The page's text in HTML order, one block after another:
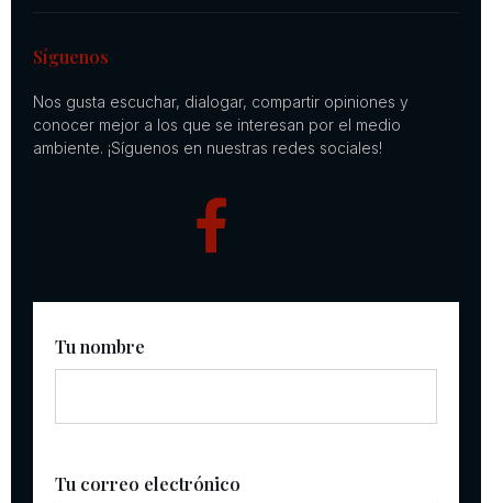
Síguenos
Nos gusta escuchar, dialogar, compartir opiniones y
conocer mejor a los que se interesan por el medio
ambiente. ¡Síguenos en nuestras redes sociales!
Tu nombre
Tu correo electrónico